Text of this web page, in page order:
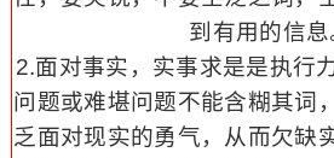
到有用的信息
2.面对事实，实事求是是执行
问题或难堪问题不能含糊其词
乏面对现实的勇气，从而欠缺